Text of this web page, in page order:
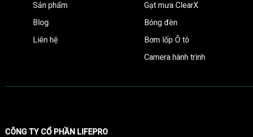
Sản phẩm
Blog
Liên hệ
Gạt mưa ClearX
Bóng đèn
Bơm lốp Ô tô
Camera hành trình
CÔNG TY CỔ PHẦN LIFEPRO